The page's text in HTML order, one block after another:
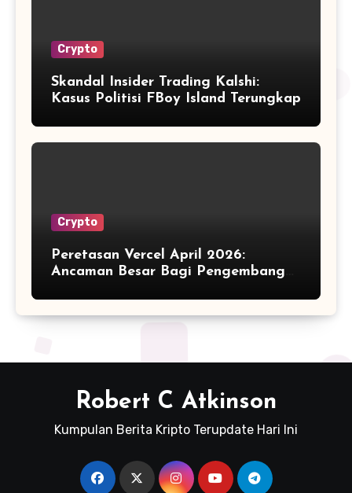
Crypto
Skandal Insider Trading Kalshi:
Kasus Politisi FBoy Island Terungkap
Crypto
Peretasan Vercel April 2026:
Ancaman Besar Bagi Pengembang
Robert C Atkinson
Kumpulan Berita Kripto Terupdate Hari Ini